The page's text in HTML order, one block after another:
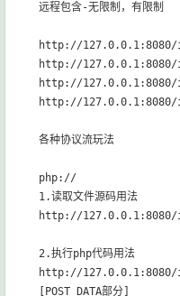
远程包含-无限制，有限制
http://127.0.0.1:8080/
http://127.0.0.1:8080/
http://127.0.0.1:8080/
http://127.0.0.1:8080/
各种协议流玩法
php://
1.读取文件源码用法
http://127.0.0.1:8080/
2.执行php代码用法
http://
[POST DATA部分]